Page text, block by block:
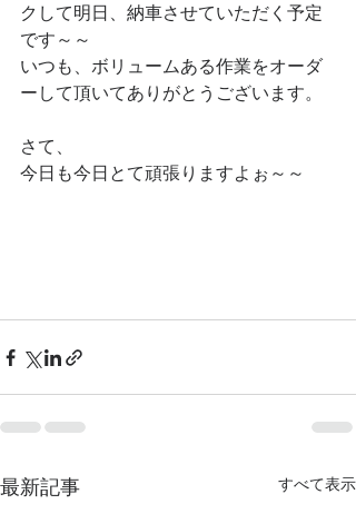
クして明日、納車させていただく予定
です～～
いつも、ボリュームある作業をオーダ
ーして頂いてありがとうございます。
さて、
今日も今日とて頑張りますよぉ～～
最新記事 すべて表示